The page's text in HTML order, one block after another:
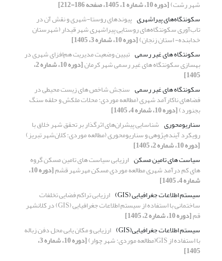
شهر رشت)[دوره 10، شماره 1، 1405، صفحه 186-212]
سکونتگاه‌های پیراشهری پیوندهای روستا-شهری و نقش آن در
تاب‌آوری سکونتگاه‌های روستایی پیراشهری شهر قیدار (شهرستان
خدابنده- استان زنجان)[دوره 10، شماره 3، 1405]
سکونتگاه های غیر رسمی تبیین وضعیت مدیریت هم‌افزای شهری در
بهسازی سکونتگاه های غیر رسمی شهر کرمان [دوره 10، شماره 2،
1405]
سکونتگاه های غیر رسمی سنجش شاخص های زیست محیطی در
فضاهای ناکارآمد شهری (مطالعه موردی: محلات ملکش و حلقه سنگ
بجنورد)[دوره 10، شماره 4، 1405]
سناریومحوری شناسایی پیشران‌های اثرگذار بر تحقق شهر خلاق با
رویکرد آینده‌پژوهی و سناریومحوری (مطالعه موردی: کلان‌شهر تبریز)
[دوره 10، شماره 2، 1405]
سیاست های تامین مسکن ارزیابی سیاست های تامین مسکن گروه
های کم درآمد شهری مطالعه موردی مسکن مهرشهر قشم [دوره 10،
شماره 4، 1405]
سیستم اطلاعات جغرافیایی (GIS)
ارزیابی تراکم فضایی تخلفات
ساختمانی با استفاده از سیستم اطلاعات جغرافیایی (GIS) در کلانشهر
قم[دوره 10، شماره 2، 1405]
سیستم اطلاعات جغرافیایی(GIS)
ارزیابی و مکان یابی محل دفن زباله
با استفاده از GIS(مطالعه موردی: شهر چوار) [دوره 10، شماره 3،
1405]